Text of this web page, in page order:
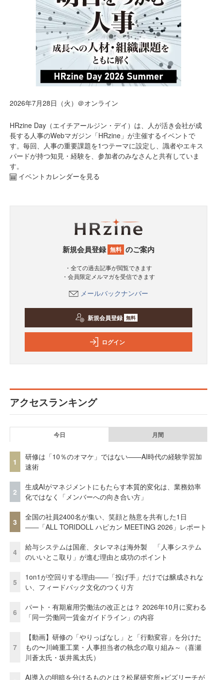
2026年7月28日（火）＠オンライン
HRzine Day（エイチアールジン・デイ）は、人が活き会社が成
長する人事のWebマガジン「HRzine」が主催するイベントで
す。毎回、人事の重要課題を1つテーマに設定し、識者やエキス
パードが持つ知見・経験を、参加者のみなさんと共有していま
す。
イベントカレンダーを見る
新規会員登録 無料 のご案内
・全ての過去記事が閲覧できます
・会員限定メルマガを受信できます
メールバックナンバー
新規会員登録 無料
ログイン
アクセスランキング
今日 月間
1
研修は「10％のオマケ」ではない——AI時代の経験学習加
速術
2
生成AIがマネジメントにもたらす本質的変化は、業務効率
化ではなく「メンバーへの向き合い方」
3
全国の社員2400名が集い、笑顔と熱意を共有した1日
――「ALL TORIDOLL ハピカン MEETING 2026」レポート
4
給与システムは国産、タレマネは海外製 「人事システム
のいいとこ取り」が進む理由と成功のポイント
5
1on1が空回りする理由——「投げ手」だけでは醸成されな
い、フィードバック文化のつくり方
6
パート・有期雇用労働法の改正とは？ 2026年10月に変わる
「同一労働同一賃金ガイドライン」の内容
7
【動画】研修の「やりっぱなし」と「行動変容」を分けた
もの〜川崎重工業・人事担当者の執念の取り組み～（喜瀬
川蒼太氏・坂井風太氏）
AI導入の明暗を分けるものとは？松尾研究所×ビズリーチが